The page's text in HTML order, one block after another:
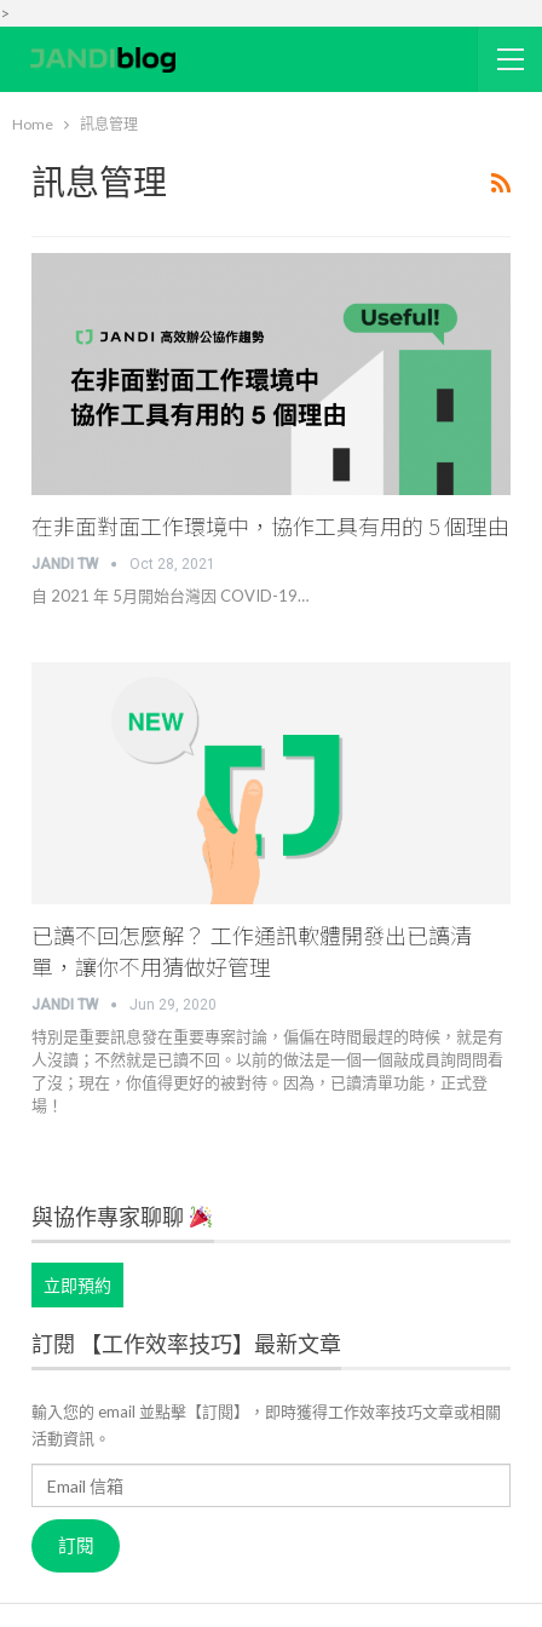
>
Home 訊息管理
訊息管理
在非面對面工作環境中，協作工具有用的 5 個理由
JANDI TW Oct 28, 2021
自 2021 年 5月開始台灣因 COVID-19…
已讀不回怎麼解？ 工作通訊軟體開發出已讀清
單，讓你不用猜做好管理
JANDI TW Jun 29, 2020
特別是重要訊息發在重要專案討論，偏偏在時間最趕的時候，就是有
人沒讀；不然就是已讀不回。以前的做法是一個一個敲成員詢問問看
了沒；現在，你值得更好的被對待。因為，已讀清單功能，正式登
場！
與協作專家聊聊
立即預約
訂閱 【工作效率技巧】最新文章
輸入您的 email 並點擊【訂閱】，即時獲得工作效率技巧文章或相關
活動資訊。
Email
信
箱
訂閱